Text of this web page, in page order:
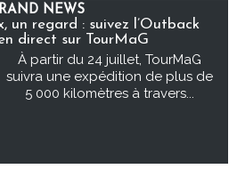
NEWS
un regard : suivez l’Outback
direct sur TourMaG
À partir du 24 juillet, TourMaG
suivra une expédition de plus de
5 000 kilomètres à travers...